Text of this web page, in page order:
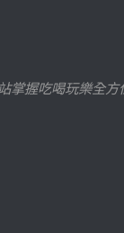
握吃喝玩樂全方